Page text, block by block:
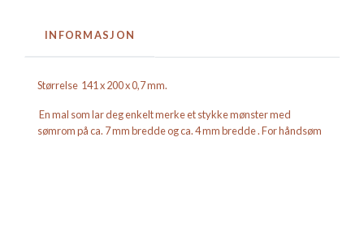
INFORMASJON
Størrelse 141 x 200 x 0,7 mm.
En mal som lar deg enkelt merke et stykke mønster med
sømrom på ca. 7 mm bredde og ca. 4 mm bredde . For håndsøm